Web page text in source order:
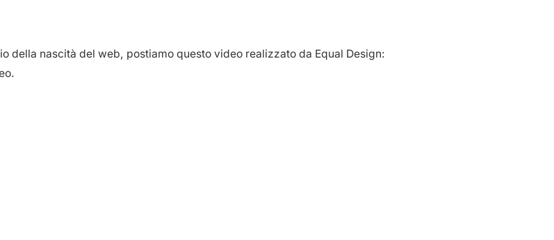
della nascità del web, postiamo questo video realizzato da Equal Design: